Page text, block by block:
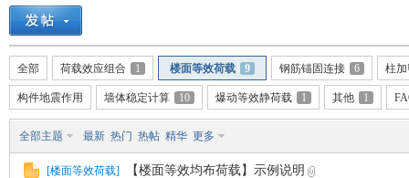
全部 荷载效应组合 1 楼面等效荷载 9 钢筋锚固连接 6 柱
构件地震作用 墙体稳定计算 10 爆动等效静荷载 1 其他 1
全部主题 最新 热门 热帖 精华 更多
[楼面等效荷载] 【楼面等效均布荷载】示例说明